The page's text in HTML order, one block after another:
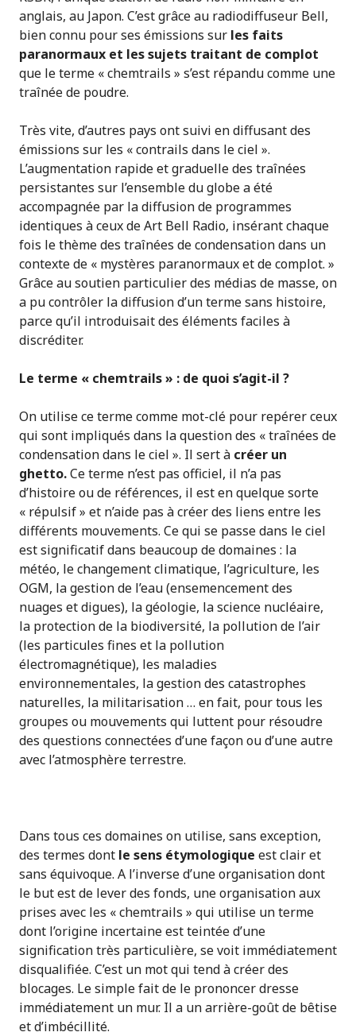
anglais, au Japon. C’est grâce au radiodiffuseur Bell,
bien connu pour ses émissions sur les faits
paranormaux et les sujets traitant de complot
que le terme « chemtrails » s’est répandu comme une
traînée de poudre.
Très vite, d’autres pays ont suivi en diffusant des
émissions sur les « contrails dans le ciel ».
L’augmentation rapide et graduelle des traînées
persistantes sur l’ensemble du globe a été
accompagnée par la diffusion de programmes
identiques à ceux de Art Bell Radio, insérant chaque
fois le thème des traînées de condensation dans un
contexte de « mystères paranormaux et de complot. »
Grâce au soutien particulier des médias de masse, on
a pu contrôler la diffusion d’un terme sans histoire,
parce qu’il introduisait des éléments faciles à
discréditer.
Le terme « chemtrails » : de quoi s’agit-il ?
On utilise ce terme comme mot-clé pour repérer ceux
qui sont impliqués dans la question des « traînées de
condensation dans le ciel ». Il sert à créer un
ghetto.Ce terme n’est pas officiel, il n’a pas
d’histoire ou de références, il est en quelque sorte
« répulsif » et n’aide pas à créer des liens entre les
différents mouvements. Ce qui se passe dans le ciel
est significatif dans beaucoup de domaines : la
météo, le changement climatique, l’agriculture, les
OGM, la gestion de l’eau (ensemencement des
nuages et digues), la géologie, la science nucléaire,
la protection de la biodiversité, la pollution de l’air
(les particules fines et la pollution
électromagnétique), les maladies
environnementales, la gestion des catastrophes
naturelles, la militarisation … en fait, pour tous les
groupes ou mouvements qui luttent pour résoudre
des questions connectées d’une façon ou d’une autre
avec l’atmosphère terrestre.
Dans tous ces domaines on utilise, sans exception,
des termes dont le sens étymologique est clair et
sans équivoque. A l’inverse d’une organisation dont
le but est de lever des fonds, une organisation aux
prises avec les « chemtrails » qui utilise un terme
dont l’origine incertaine est teintée d’une
signification très particulière, se voit immédiatement
disqualifiée. C’est un mot qui tend à créer des
blocages. Le simple fait de le prononcer dresse
immédiatement un mur. Il a un arrière-goût de bêtise
et d’imbécillité.